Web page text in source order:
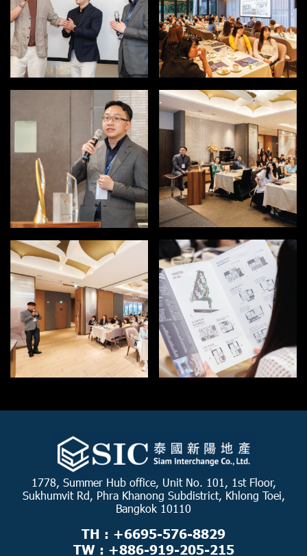
1778, Summer Hub office, Unit No. 101, 1st Floor,
Sukhumvit Rd, Phra Khanong Subdistrict, Khlong Toei,
Bangkok 10110
TH : +6695-576-8829
TW : +886-919-205-215